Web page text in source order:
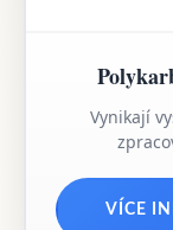
Vynikají
VÍCE